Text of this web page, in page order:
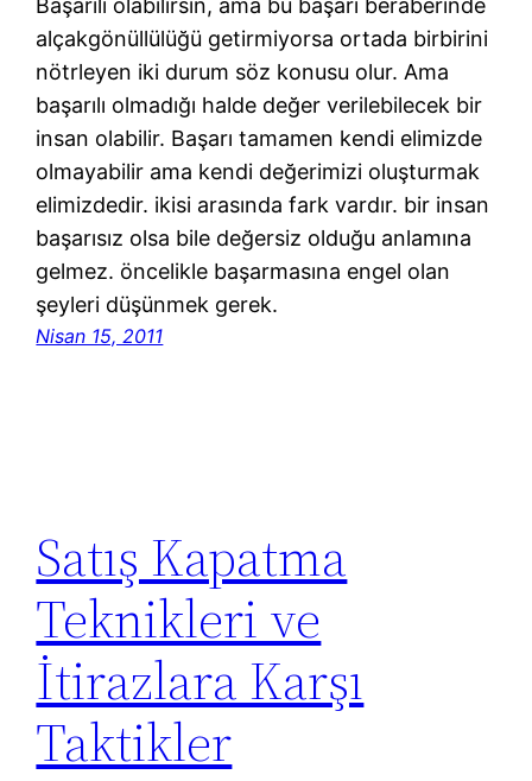
alçakgönüllülüğü getirmiyorsa ortada birbirini
nötrleyen iki durum söz konusu olur. Ama
başarılı olmadığı halde değer verilebilecek bir
insan olabilir. Başarı tamamen kendi elimizde
olmayabilir ama kendi değerimizi oluşturmak
elimizdedir. ikisi arasında fark vardır. bir insan
başarısız olsa bile değersiz olduğu anlamına
gelmez. öncelikle başarmasına engel olan
şeyleri düşünmek gerek.
Nisan 15, 2011
Satış Kapatma
Teknikleri ve
İtirazlara Karşı
Taktikler